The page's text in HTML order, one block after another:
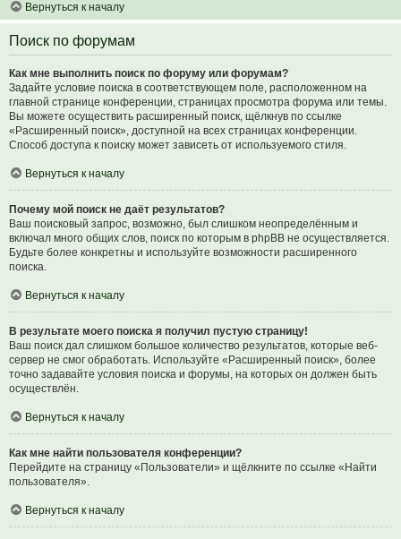
Вернуться к началу
Поиск по форумам
Как мне выполнить поиск по форуму или форумам?
Задайте условие поиска в соответствующем поле, расположенном на
главной странице конференции, страницах просмотра форума или темы.
Вы можете осуществить расширенный поиск, щёлкнув по ссылке
«Расширенный поиск», доступной на всех страницах конференции.
Способ доступа к поиску может зависеть от используемого стиля.
Вернуться к началу
Почему мой поиск не даёт результатов?
Ваш поисковый запрос, возможно, был слишком неопределённым и
включал много общих слов, поиск по которым в phpBB не осуществляется.
Будьте более конкретны и используйте возможности расширенного
поиска.
Вернуться к началу
В результате моего поиска я получил пустую страницу!
Ваш поиск дал слишком большое количество результатов, которые веб-
сервер не смог обработать. Используйте «Расширенный поиск», более
точно задавайте условия поиска и форумы, на которых он должен быть
осуществлён.
Вернуться к началу
Как мне найти пользователя конференции?
Перейдите на страницу «Пользователи» и щёлкните по ссылке «Найти
пользователя».
Вернуться к началу